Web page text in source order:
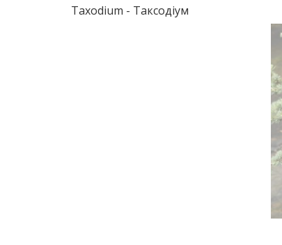
Taxodium - Таксодіум